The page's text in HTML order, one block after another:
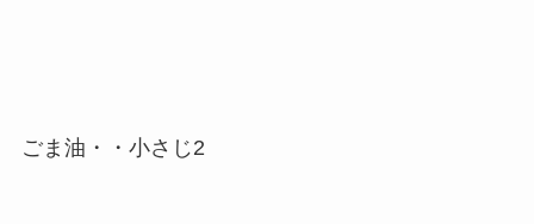
ごま油・・小さじ2